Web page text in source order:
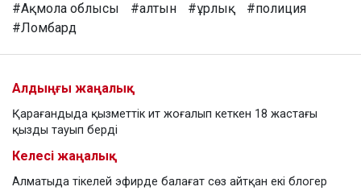
#Ақмола облысы #алтын #ұрлық
#полиция
#Ломбард
Алдыңғы жаңалық
Қарағандыда қызметтік ит жоғалып кеткен 18 жастағы
қызды тауып берді
Келесі жаңалық
Алматыда тікелей эфирде балағат сөз айтқан екі блогер